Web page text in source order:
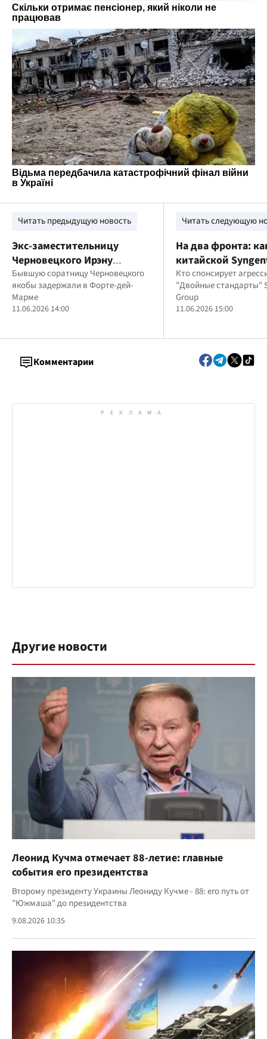
Читать предыдущую новость
Экс-заместительницу
Черновецкого Ирэну
Кильчицкую могли
задержать в Италии, -
медиа
Бывшую соратницу Черновецкого
якобы задержали в Форте-дей-
Марме
11.06.2026 14:00
Читать следующую
На два фронта:
китайской
зарабатывают
Украине и России
войны?
Кто спонсирует
"Двойные стандарты"
Group
11.06.2026 15:00
Комментарии
Другие новости
Леонид Кучма отмечает 88-летие: главные
события его президентства
Второму президенту Украины Леониду Кучме - 88: его путь от
"Южмаша" до президентства
9.08.2026 10:35